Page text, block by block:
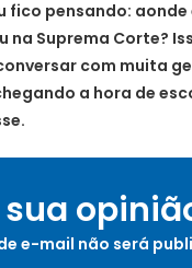
fico pensando: aonde
na Suprema Corte?
com muita
a hora de
sua
e-mail não será